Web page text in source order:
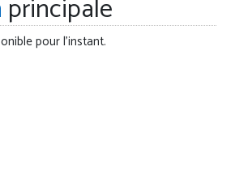
principale
pour l'instant.